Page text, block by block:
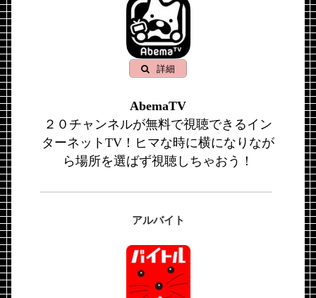
詳細
AbemaTV
２０チャンネルが無料で視聴できるイン
ターネットTV！ヒマな時に横になりなが
ら場所を選ばず視聴しちゃおう！
アルバイト